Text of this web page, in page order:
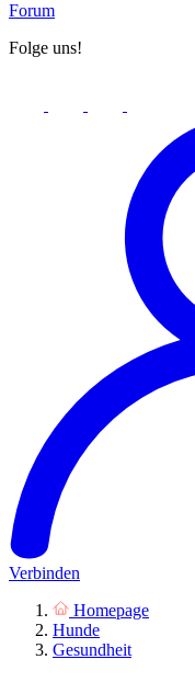
Forum
Folge uns!
Verbinden
Homepage
Hunde
Gesundheit